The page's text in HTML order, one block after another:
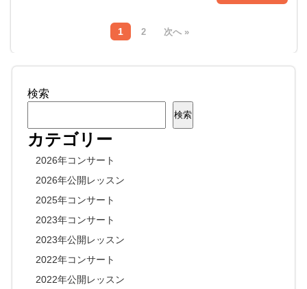
1 2 次へ »
検索
検索
カテゴリー
2026年コンサート
2026年公開レッスン
2025年コンサート
2023年コンサート
2023年公開レッスン
2022年コンサート
2022年公開レッスン